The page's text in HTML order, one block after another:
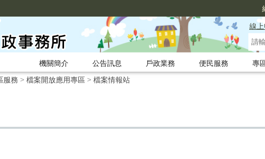
線
機關簡介 公告訊息 戶政業務 便民服務
專
服務 > 檔案開放應用專區 > 檔案情報站